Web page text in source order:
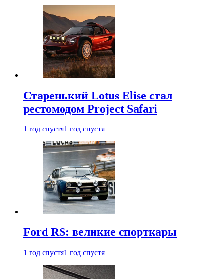
Старенький Lotus Elise стал
рестомодом Project Safari
1 год спустя1 год спустя
Ford RS: великие спорткары
1 год спустя1 год спустя